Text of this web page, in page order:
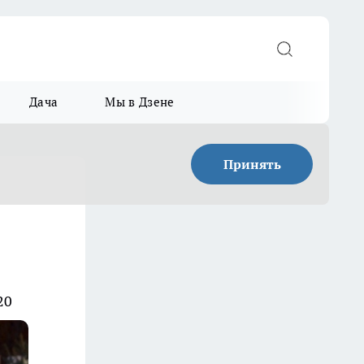
Дача Мы в Дзене
Принять